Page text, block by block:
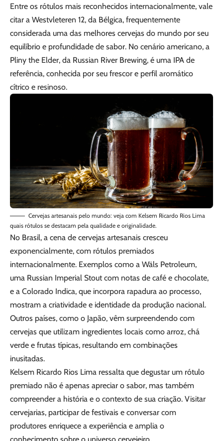
Entre os rótulos mais reconhecidos internacionalmente, vale
citar a Westvleteren 12, da Bélgica, frequentemente
considerada uma das melhores cervejas do mundo por seu
equilíbrio e profundidade de sabor. No cenário americano, a
Pliny the Elder, da Russian River Brewing, é uma IPA de
referência, conhecida por seu frescor e perfil aromático
cítrico e resinoso.
Cervejas artesanais pelo mundo: veja com Kelsem Ricardo Rios Lima
quais rótulos se destacam pela qualidade e originalidade.
No Brasil, a cena de cervejas artesanais cresceu
exponencialmente, com rótulos premiados
internacionalmente. Exemplos como a Wäls Petroleum,
uma Russian Imperial Stout com notas de café e chocolate,
e a Colorado Indica, que incorpora rapadura ao processo,
mostram a criatividade e identidade da produção nacional.
Outros países, como o Japão, vêm surpreendendo com
cervejas que utilizam ingredientes locais como arroz, chá
verde e frutas típicas, resultando em combinações
inusitadas.
Kelsem Ricardo Rios Lima ressalta que degustar um rótulo
premiado não é apenas apreciar o sabor, mas também
compreender a história e o contexto de sua criação. Visitar
cervejarias, participar de festivais e conversar com
produtores enriquece a experiência e amplia o
conhecimento sobre o universo cervejeiro.